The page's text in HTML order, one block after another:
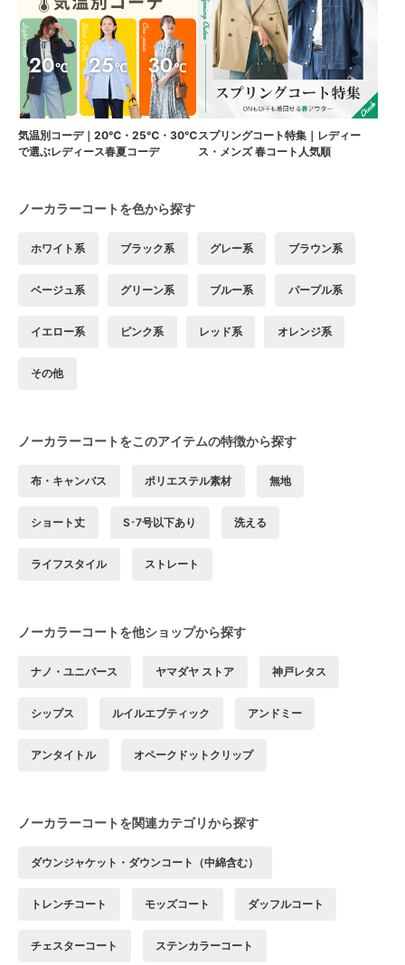
気温別コーデ｜20℃・25℃・30℃
で選ぶレディース春夏コーデ
スプリングコート特集｜レディー
ス・メンズ 春コート人気順
ノーカラーコートを色から探す
ホワイト系 ブラック系 グレー系 ブラウン系
ベージュ系 グリーン系 ブルー系 パープル系
イエロー系 ピンク系 レッド系 オレンジ系
その他
ノーカラーコートをこのアイテムの特徴から探す
布・キャンバス ポリエステル素材 無地
ショート丈 S･7号以下あり 洗える
ライフスタイル ストレート
ノーカラーコートを他ショップから探す
ナノ・ユニバース ヤマダヤ ストア 神戸レタス
シップス ルイルエブティック アンドミー
アンタイトル オペークドットクリップ
ノーカラーコートを関連カテゴリから探す
ダウンジャケット・ダウンコート（中綿含む）
トレンチコート モッズコート ダッフルコート
チェスターコート ステンカラーコート